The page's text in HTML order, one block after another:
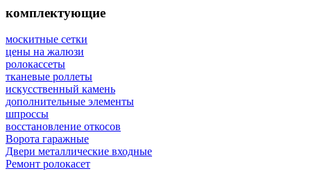
комплектующие
москитные сетки
цены на жалюзи
ролокассеты
тканевые роллеты
искусственный камень
дополнительные элементы
шпроссы
восcтановление откосов
Ворота гаражные
Двери металлические входные
Ремонт ролокасет